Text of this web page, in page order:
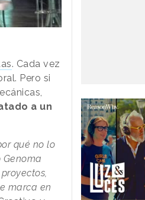
. Cada vez
Pero si
a un
qué no lo
marca en